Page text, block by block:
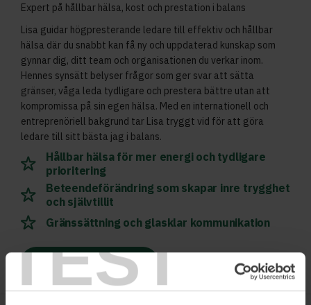
TEST
Expert på hållbar hälsa, kost och prestation i balans
Lisa guidar högpresterande ledare till effektiv och hållbar
hälsa där du snabbt kan få ny och uppdaterad kunskap som
gynnar dig, ditt team och organisationen du verkar inom.
Hennes synsätt belyser frågor som ger svar att sätta
gränser, våga leda tydligare och prestera bättre utan att
kompromissa på sin egen hälsa. Med en internationell och
entreprenöriell bakgrund tar Lisa tryggt vid för att göra
ledare till sitt bästa jag i balans.
Hållbar hälsa för mer energi och tydligare
prioritering
Beteendeförändring som skapar inre trygghet
och självtillit
Gränssättning och glasklar kommunikation
Läs mer och boka